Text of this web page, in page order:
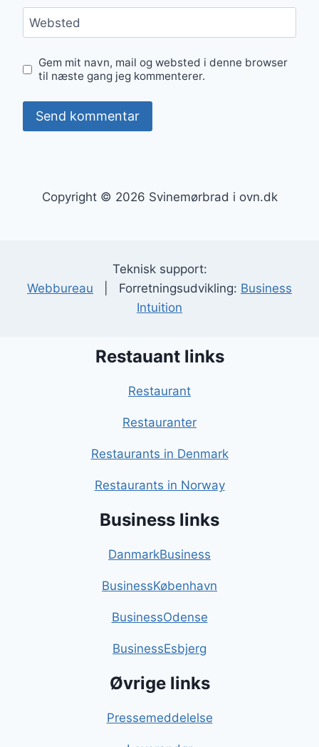
Websted
Gem mit navn, mail og websted i denne browser
til næste gang jeg kommenterer.
Copyright © 2026 Svinemørbrad i ovn.dk
Teknisk support:
Webbureau | Forretningsudvikling: Business
Intuition
Restauant links
Restaurant
Restauranter
Restaurants in Denmark
Restaurants in Norway
Business links
DanmarkBusiness
BusinessKøbenhavn
BusinessOdense
BusinessEsbjerg
Øvrige links
Pressemeddelelse